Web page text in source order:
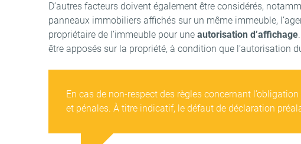
D’autres facteurs doivent également être considérés,
panneaux immobiliers affichés sur un même immeuble,
propriétaire de l’immeuble pour une autorisation d’affichage
être apposés sur la propriété, à condition que l’autorisation
En cas de non-respect des règles concernant
et pénales. À titre indicatif, le défaut de déclaration